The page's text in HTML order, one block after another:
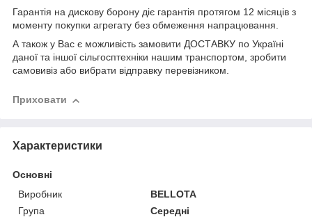
Гарантія на дискову борону діє гарантія протягом 12 місяців з
моменту покупки агрегату без обмеження напрацювання.
А також у Вас є можливість замовити ДОСТАВКУ по Україні
даної та іншої сільгосптехніки нашим транспортом, зробити
самовивіз або вибрати відправку перевізником.
Приховати
Характеристики
Основні
Виробник
BELLOTA
Група
Середні